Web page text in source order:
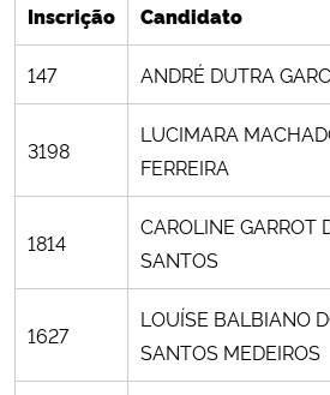
Inscrição Candidato
147 ANDRÉ DUTRA
3198
LUCIMARA
FERREIRA
1814
CAROLINE GARROT
SANTOS
1627
LOUÍSE BALBIANO
SANTOS MEDEIROS